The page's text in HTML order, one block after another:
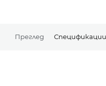
Преглед Спецификации